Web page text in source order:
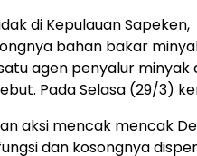
di Kepulauan Sapeken,
bahan bakar
agen penyalur minyak
Pada Selasa (29/3)
aksi mencak mencak
dan kosongnya